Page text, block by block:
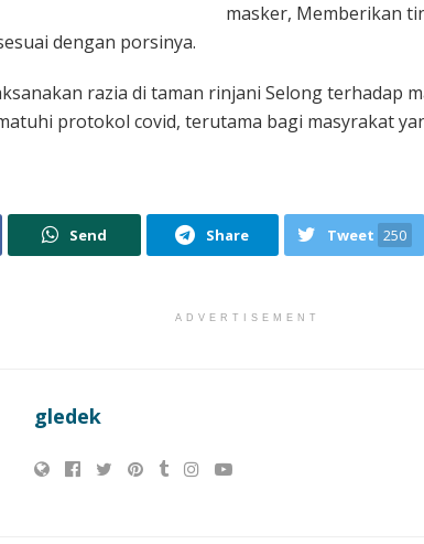
masker, Memberikan
dengan porsinya.
razia di taman rinjani Selong terhadap
protokol covid, terutama bagi masyrakat
Send Share Tweet 250
ADVERTISEMENT
gledek